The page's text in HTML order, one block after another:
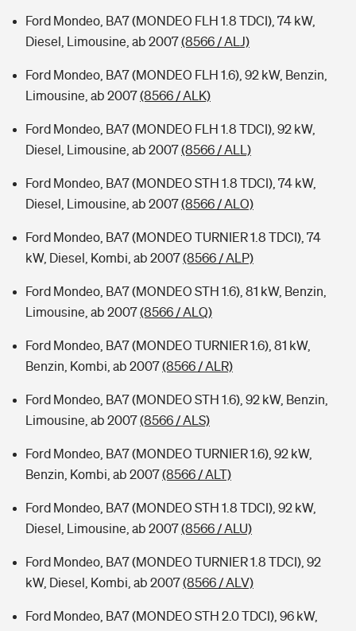
Ford Mondeo, BA7 (MONDEO FLH 1.8 TDCI), 74 kW,
Diesel, Limousine, ab 2007(8566 / ALJ)
Ford Mondeo, BA7 (MONDEO FLH 1.6), 92 kW, Benzin,
Limousine, ab 2007(8566 / ALK)
Ford Mondeo, BA7 (MONDEO FLH 1.8 TDCI), 92 kW,
Diesel, Limousine, ab 2007(8566 / ALL)
Ford Mondeo, BA7 (MONDEO STH 1.8 TDCI), 74 kW,
Diesel, Limousine, ab 2007(8566 / ALO)
Ford Mondeo, BA7 (MONDEO TURNIER 1.8 TDCI), 74
kW, Diesel, Kombi, ab 2007(8566 / ALP)
Ford Mondeo, BA7 (MONDEO STH 1.6), 81 kW, Benzin,
Limousine, ab 2007(8566 / ALQ)
Ford Mondeo, BA7 (MONDEO TURNIER 1.6), 81 kW,
Benzin, Kombi, ab 2007(8566 / ALR)
Ford Mondeo, BA7 (MONDEO STH 1.6), 92 kW, Benzin,
Limousine, ab 2007(8566 / ALS)
Ford Mondeo, BA7 (MONDEO TURNIER 1.6), 92 kW,
Benzin, Kombi, ab 2007(8566 / ALT)
Ford Mondeo, BA7 (MONDEO STH 1.8 TDCI), 92 kW,
Diesel, Limousine, ab 2007(8566 / ALU)
Ford Mondeo, BA7 (MONDEO TURNIER 1.8 TDCI), 92
kW, Diesel, Kombi, ab 2007(8566 / ALV)
Ford Mondeo, BA7 (MONDEO STH 2.0 TDCI), 96 kW,